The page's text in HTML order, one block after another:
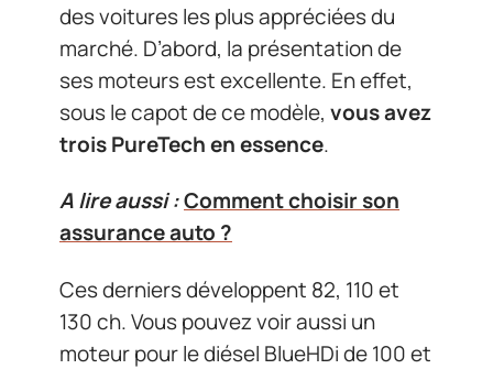
des voitures les plus appréciées du
marché. D’abord, la présentation de
ses moteurs est excellente. En effet,
sous le capot de ce modèle, vous avez
trois PureTech en essence.
A lire aussi :Comment choisir son
assurance auto ?
Ces derniers développent 82, 110 et
130 ch. Vous pouvez voir aussi un
moteur pour le diésel BlueHDi de 100 et